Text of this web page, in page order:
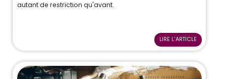
autant de restriction qu'avant.
LIRE L'ARTICLE